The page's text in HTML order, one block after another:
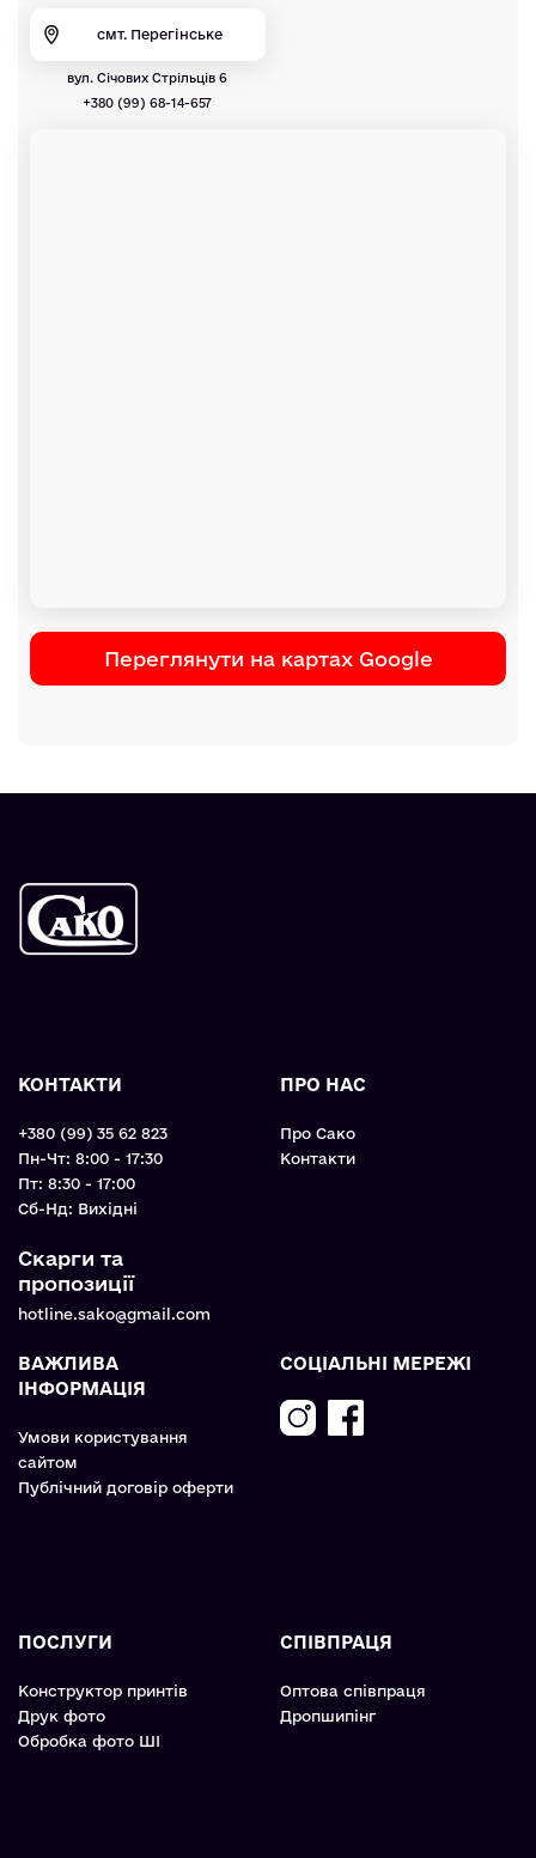
смт. Перегінське
вул. Січових Стрільців 6
+380 (99) 68-14-657
Переглянути на картах Google
КОНТАКТИ
+380 (99) 35 62 823
Пн-Чт: 8:00 - 17:30
Пт: 8:30 - 17:00
Cб-Нд: Вихідні
Скарги та
пропозиції
hotline.sako@gmail.com
ПРО НАС
Про Сако
Контакти
ВАЖЛИВА
ІНФОРМАЦІЯ
Умови користування
сайтом
Публічний договір оферти
СОЦІАЛЬНІ МЕРЕЖІ
ПОСЛУГИ
Конструктор принтів
Друк фото
Обробка фото ШІ
СПІВПРАЦЯ
Оптова співпраця
Дропшипінг